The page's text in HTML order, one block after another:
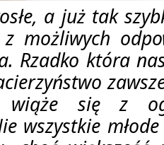
a już tak
możliwych
Rzadko która
się z
wszystkie